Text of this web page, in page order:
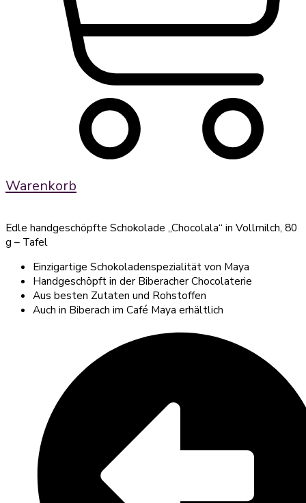
Warenkorb
Edle handgeschöpfte Schokolade „Chocolala“ in Vollmilch, 80
g – Tafel
Einzigartige Schokoladenspezialität von Maya
Handgeschöpft in der Biberacher Chocolaterie
Aus besten Zutaten und Rohstoffen
Auch in Biberach im Café Maya erhältlich